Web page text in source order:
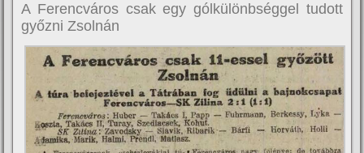
A Ferencváros csak egy gólkülönbséggel tudott
győzni Zsolnán